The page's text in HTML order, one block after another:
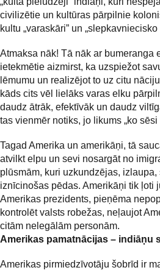
civilizētie un kultūras pārpilnie
kultu „varaskāri” un „slepkavniecisko
Atmaksa nāk! Tā nāk ar bumeranga
ietekmētie aizmirst, ka uzspiežot
lēmumu un realizējot to uz citu
kāds cits vēl lielāks varas elku
daudz ātrāk, efektīvāk un daudz
tas vienmēr notiks, jo likums „ko
Tagad Amerika un amerikāņi, tā
atvilkt elpu un sevi nosargāt no
plūsmām, kuri uzkundzējas,
iznīcinošas pēdas. Amerikāņi tik ļoti
Amerikas prezidents, pieņēma
kontrolēt valsts robežas, neļaujot
citām nelegālām personām.
Amerikas pamatnācijas – indiāņu
Amerikas pirmiedzīvotāju šobrīd ir